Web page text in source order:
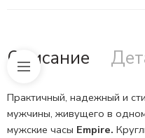
Описание
Практичный, надежный и
мужчины, живущего в
мужские часы Empire.